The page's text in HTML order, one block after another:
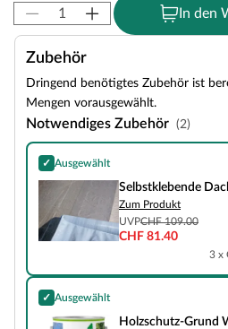
In den
Zubehör
Dringend benötigtes Zubehör ist
Mengen vorausgewählt.
Notwendiges Zubehör (2)
✓ Ausgewählt
Selbstklebende Dachbahn Dachfolie
Selbstklebende
Zum Produkt
UVPCHF 109.00
CHF 81.40
3 x
✓ Ausgewählt
Holzschutz-Grund WR farblos 2,5 Liter
Holzschutz-Grund